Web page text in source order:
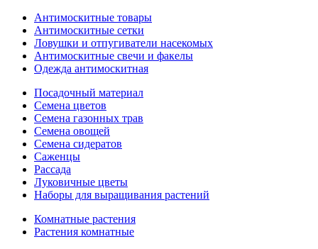
Антимоскитные товары
Антимоскитные сетки
Ловушки и отпугиватели насекомых
Антимоскитные свечи и факелы
Одежда антимоскитная
Посадочный материал
Семена цветов
Семена газонных трав
Семена овощей
Семена сидератов
Саженцы
Рассада
Луковичные цветы
Наборы для выращивания растений
Комнатные растения
Растения комнатные